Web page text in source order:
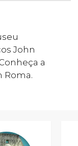
John
a
Roma.